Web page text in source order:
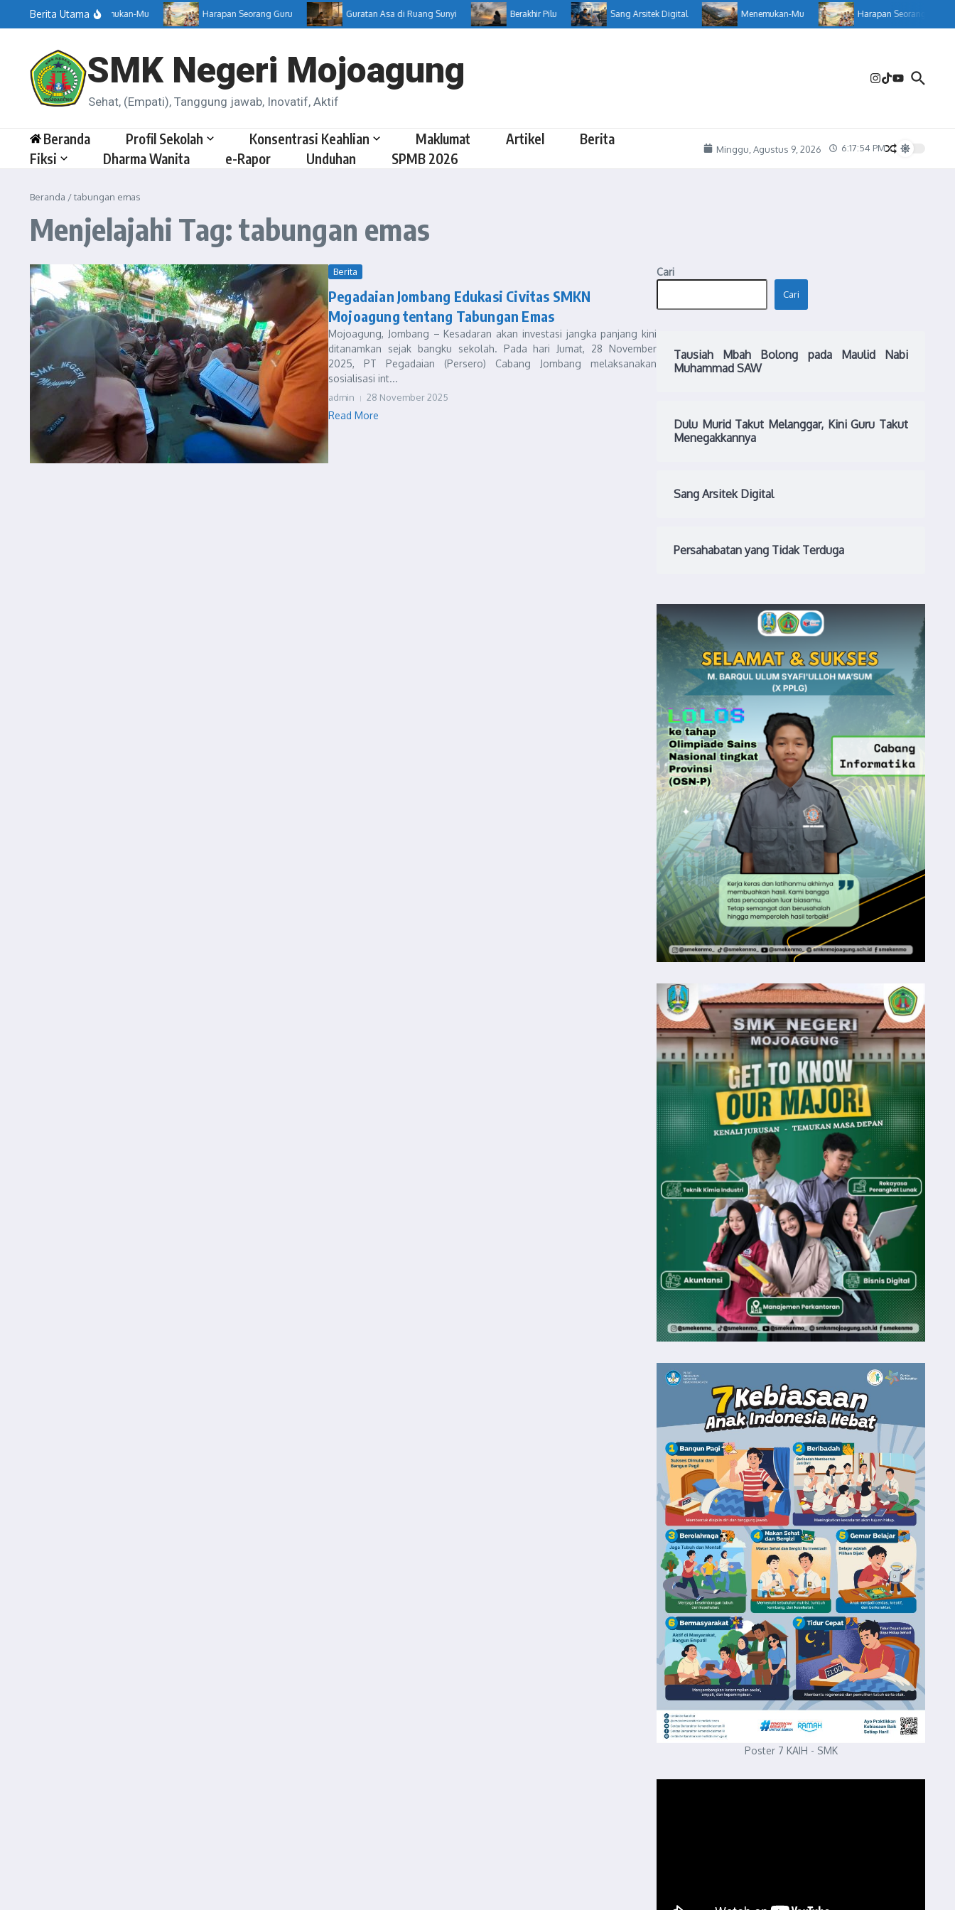
Berita UtamaMenemukan-Mu Harapan Seorang Guru Guratan Asa di Ruang Sunyi Berakhir Pilu Sang Arsitek Digital Menemukan-Mu Harapan Seorang Guru
SMK Negeri Mojoagung
Sehat, (Empati), Tanggung jawab, Inovatif, Aktif
Beranda Profil Sekolah Konsentrasi Keahlian Maklumat Artikel
Berita
Fiksi
Dharma Wanita e-Rapor Unduhan SPMB 2026
Minggu, Agustus 9, 2026 6:17:55 PM
Beranda /tabungan emas
Menjelajahi Tag: tabungan emas
Berita
Pegadaian Jombang Edukasi Civitas SMKN
Mojoagung tentang Tabungan Emas
Mojoagung, Jombang – Kesadaran akan investasi jangka panjang kini
ditanamkan sejak bangku sekolah. Pada hari Jumat, 28 November
2025, PT Pegadaian (Persero) Cabang Jombang melaksanakan
sosialisasi int...
admin 28 November 2025
Read More
Cari
Cari
Tausiah Mbah Bolong pada Maulid Nabi
Muhammad SAW
Dulu Murid Takut Melanggar, Kini Guru Takut
Menegakkannya
Sang Arsitek Digital
Persahabatan yang Tidak Terduga
Poster 7 KAIH - SMK